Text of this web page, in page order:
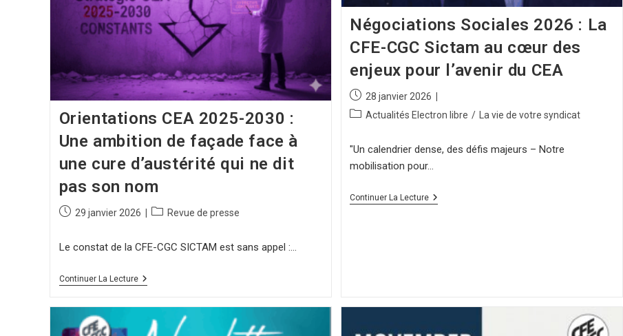
Orientations CEA 2025-2030 :
Une ambition de façade face à
une cure d’austérité qui ne dit
pas son nom
29 janvier 2026 Revue de presse
Le constat de la CFE-CGC SICTAM est sans appel :…
Continuer La Lecture
Négociations Sociales 2026 : La
CFE-CGC Sictam au cœur des
enjeux pour l’avenir du CEA
28 janvier 2026
Actualités Electron libre / La vie de votre syndicat
"Un calendrier dense, des défis majeurs – Notre
mobilisation pour…
Continuer La Lecture